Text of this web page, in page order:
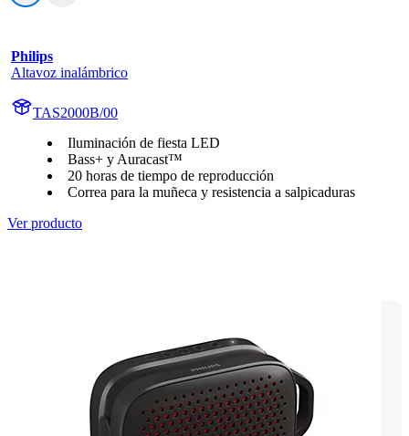
Philips
Altavoz inalámbrico
TAS2000B/00
Iluminación de fiesta LED
Bass+ y Auracast™
20 horas de tiempo de reproducción
Correa para la muñeca y resistencia a salpicaduras
Ver producto